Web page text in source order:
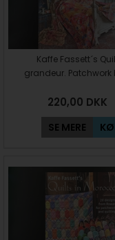
Kaffe Fassett´s
grandeur. Patchwork
220,00 DKK
SE MERE